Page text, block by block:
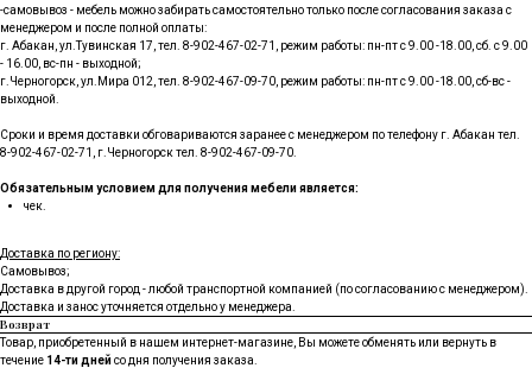
-самовывоз - мебель можно забирать самостоятельно только после согласования заказа с
менеджером и после полной оплаты:
г. Абакан, ул.Тувинская 17, тел. 8-902-467-02-71
, режим работы: пн-пт с 9.00 -18.00, сб. с 9.00
- 16.00, вс-пн - выходной;
г.Черногорск, ул.Мира 012, тел. 8-902-467-09-70 , режим работы: пн-пт с 9.00 -18.00, сб-вс -
выходной.
Сроки и время доставки обговариваются заранее с менеджером по телефону г. Абакан тел.
8-902-467-02-71, г.Черногорск тел. 8-902-467-09-70.
Обязательным условием для получения мебели является:
чек.
Доставка по региону:
Самовывоз;
Доставка в другой город - любой транспортной компанией (по согласованию с менеджером).
Доставка и занос уточняется отдельно у менеджера.
Возврат
Товар, приобретенный в нашем интернет-магазине, Вы можете обменять или вернуть в
течение 14-ти днейсо дня получения заказа.